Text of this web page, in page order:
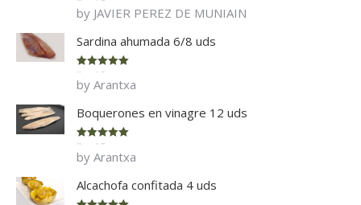
Rated 5
of 5
by JAVIER PEREZ DE MUNIAIN
Sardina ahumada 6/8 uds
Rated 5
of 5
by Arantxa
Boquerones en vinagre 12 uds
Rated 5
of 5
by Arantxa
Alcachofa confitada 4 uds